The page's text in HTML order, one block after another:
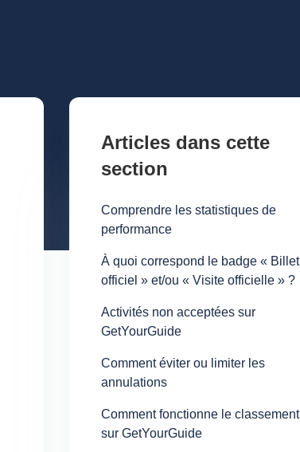
Articles dans cette
section
Comprendre les statistiques de
performance
À quoi correspond le badge « Billet
officiel » et/ou « Visite officielle » ?
Activités non acceptées sur
GetYourGuide
Comment éviter ou limiter les
annulations
Comment fonctionne le classement
sur GetYourGuide